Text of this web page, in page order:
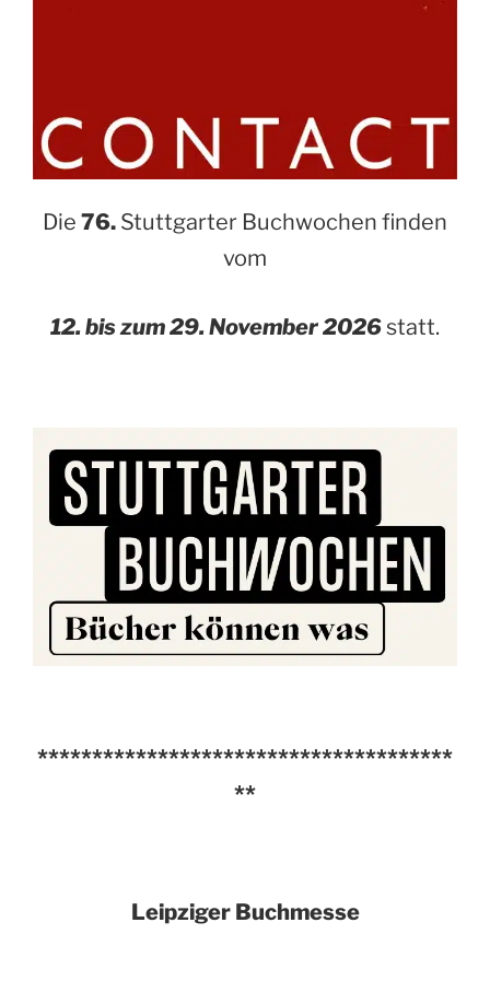
Die 76. Stuttgarter Buchwochen finden
vom
12. bis zum 29. November 2026statt.
**************************************
**
Leipziger Buchmesse